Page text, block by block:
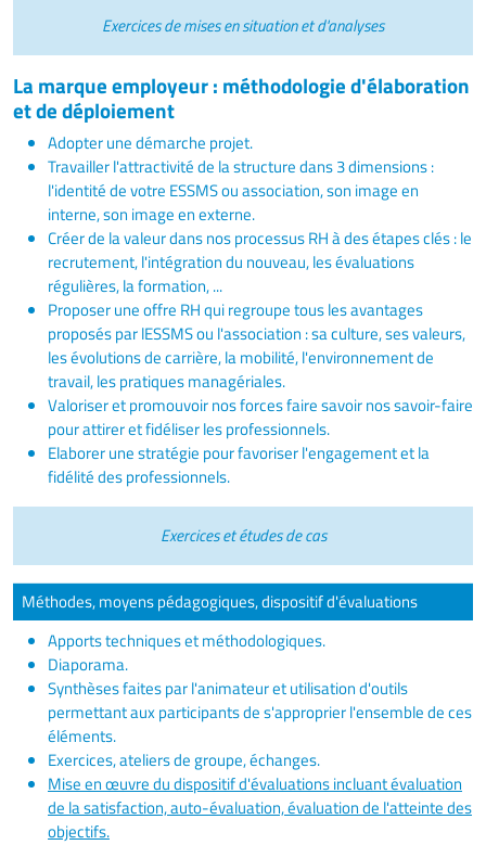
Exercices de mises en situation et d'analyses
La marque employeur : méthodologie d'élaboration
et de déploiement
Adopter une démarche projet.
Travailler l'attractivité de la structure dans 3 dimensions :
l'identité de votre ESSMS ou association, son image en
interne, son image en externe.
Créer de la valeur dans nos processus RH à des étapes clés : le
recrutement, l'intégration du nouveau, les évaluations
régulières, la formation, ...
Proposer une offre RH qui regroupe tous les avantages
proposés par lESSMS ou l'association : sa culture, ses valeurs,
les évolutions de carrière, la mobilité, l'environnement de
travail, les pratiques managériales.
Valoriser et promouvoir nos forces faire savoir nos savoir-faire
pour attirer et fidéliser les professionnels.
Elaborer une stratégie pour favoriser l'engagement et la
fidélité des professionnels.
Exercices et études de cas
Méthodes, moyens pédagogiques, dispositif d'évaluations
Apports techniques et méthodologiques.
Diaporama.
Synthèses faites par l'animateur et utilisation d'outils
permettant aux participants de s'approprier l'ensemble de ces
éléments.
Exercices, ateliers de groupe, échanges.
Mise en œuvre du dispositif d'évaluations incluant évaluation
de la satisfaction, auto-évaluation, évaluation de l'atteinte des
objectifs.